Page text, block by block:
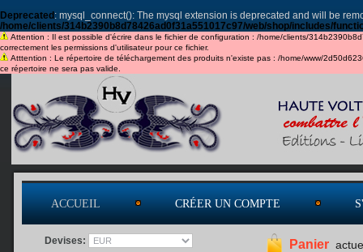
Deprecated : mysql_connect(): The mysql extension is deprecated and will be
/home/clients/314b2390b8d78426ad0f31a551017c97/web/shop/includes/
Attention : Il est possible d'écrire dans le fichier de configuration : /home/clients/
correctement les permissions d'utilisateur pour ce fichier.
Atttention : Le répertoire de téléchargement des produits n'existe pas : /home/www/
ce répertoire ne sera pas valide.
ACCUEIL CRÉER UN COMPTE
Devises: Panier